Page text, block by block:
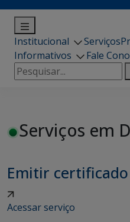
Institucional Serviços
Informativos
Fale
Pesquisar
por:
Serviços em
Emitir
Acessar serviço